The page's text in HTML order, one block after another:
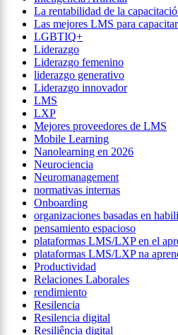
La rentabilidad de la
Las mejores LMS para
LGBTIQ+
Liderazgo
Liderazgo femenino
liderazgo generativo
Liderazgo innovador
LMS
LXP
Mejores proveedores de LMS
Mobile Learning
Nanolearning en 2026
Neurociencia
Neuromanagement
normativas internas
Onboarding
organizaciones basadas en
pensamiento espacioso
plataformas LMS/LXP en el
plataformas LMS/LXP na
Productividad
Relaciones Laborales
rendimiento
Resilencia
Resilencia digital
Resiliência digital